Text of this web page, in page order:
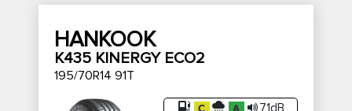
HANKOOK
K435 KINERGY ECO2
195/70R14 91T